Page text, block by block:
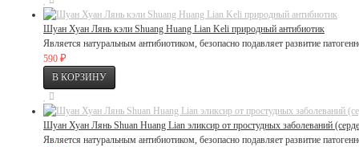
Шуан Хуан Лянь кэли Shuang Huang Lian Keli природный антибиотик
Является натуральным антибиотиком, безопасно подавляет развитие
590 ₽
Шуан Хуан Лянь Shuan Huang Lian эликсир от простудных заболеваний
Является натуральным антибиотиком, безопасно подавляет развитие